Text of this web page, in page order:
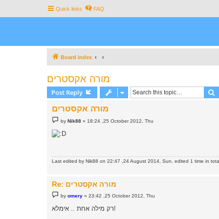
Quick links FAQ
Board index
מורה אקסטרים
Post Reply
מורה אקסטרים
P
o
s
t
byNik88 » 18:24 ,25 October 2012, Thu
Last edited by Nik88 on 22:47 ,24 August 2014, Sun, edited 1 time in
Re: מורה אקסטרים
P
o
t
byomery »23:42 ,25 October 2012, Thu
רק מילה אחת .. אימלא!